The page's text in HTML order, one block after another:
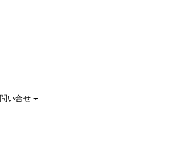
い合せ